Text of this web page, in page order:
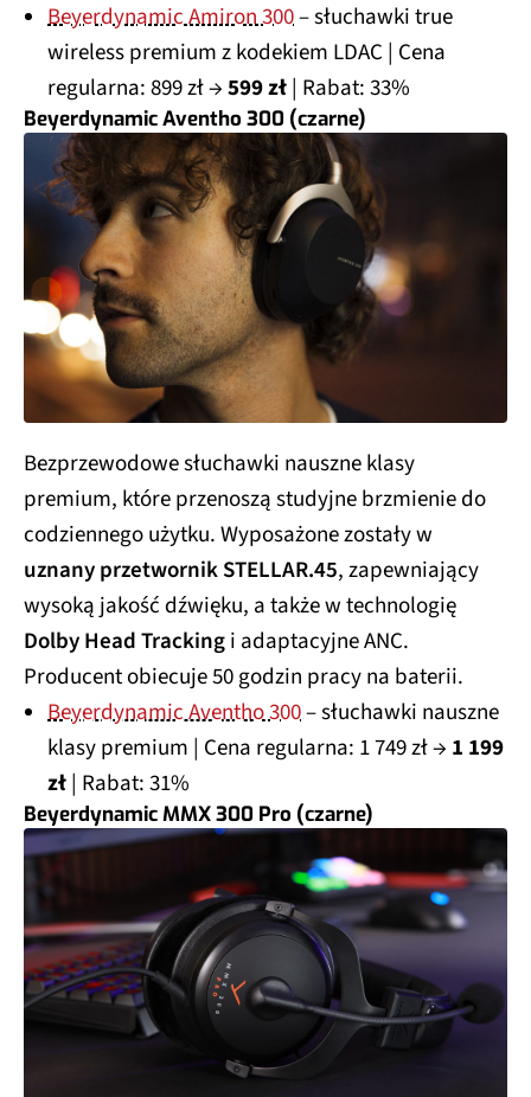
Beyerdynamic Amiron 300– słuchawki true
wireless premium z kodekiem LDAC | Cena
regularna: 899 zł →599 zł| Rabat: 33%
Beyerdynamic Aventho 300 (czarne)
Bezprzewodowe słuchawki nauszne klasy
premium, które przenoszą studyjne brzmienie do
codziennego użytku. Wyposażone zostały w
uznany przetwornik STELLAR.45, zapewniający
wysoką jakość dźwięku, a także w technologię
Dolby Head Trackingi adaptacyjne ANC.
Producent obiecuje 50 godzin pracy na baterii.
Beyerdynamic Aventho 300– słuchawki nauszne
klasy premium | Cena regularna: 1 749 zł → 1 199
zł| Rabat: 31%
Beyerdynamic MMX 300 Pro (czarne)